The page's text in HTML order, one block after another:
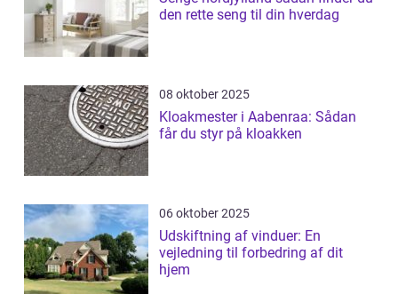
den rette seng til din hverdag
08 oktober 2025
Kloakmester i Aabenraa: Sådan
får du styr på kloakken
06 oktober 2025
Udskiftning af vinduer: En
vejledning til forbedring af dit
hjem